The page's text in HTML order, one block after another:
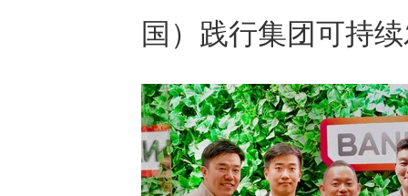
国）践行集团可持